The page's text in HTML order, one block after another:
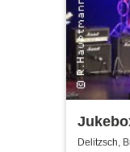
von
Delitzsch,